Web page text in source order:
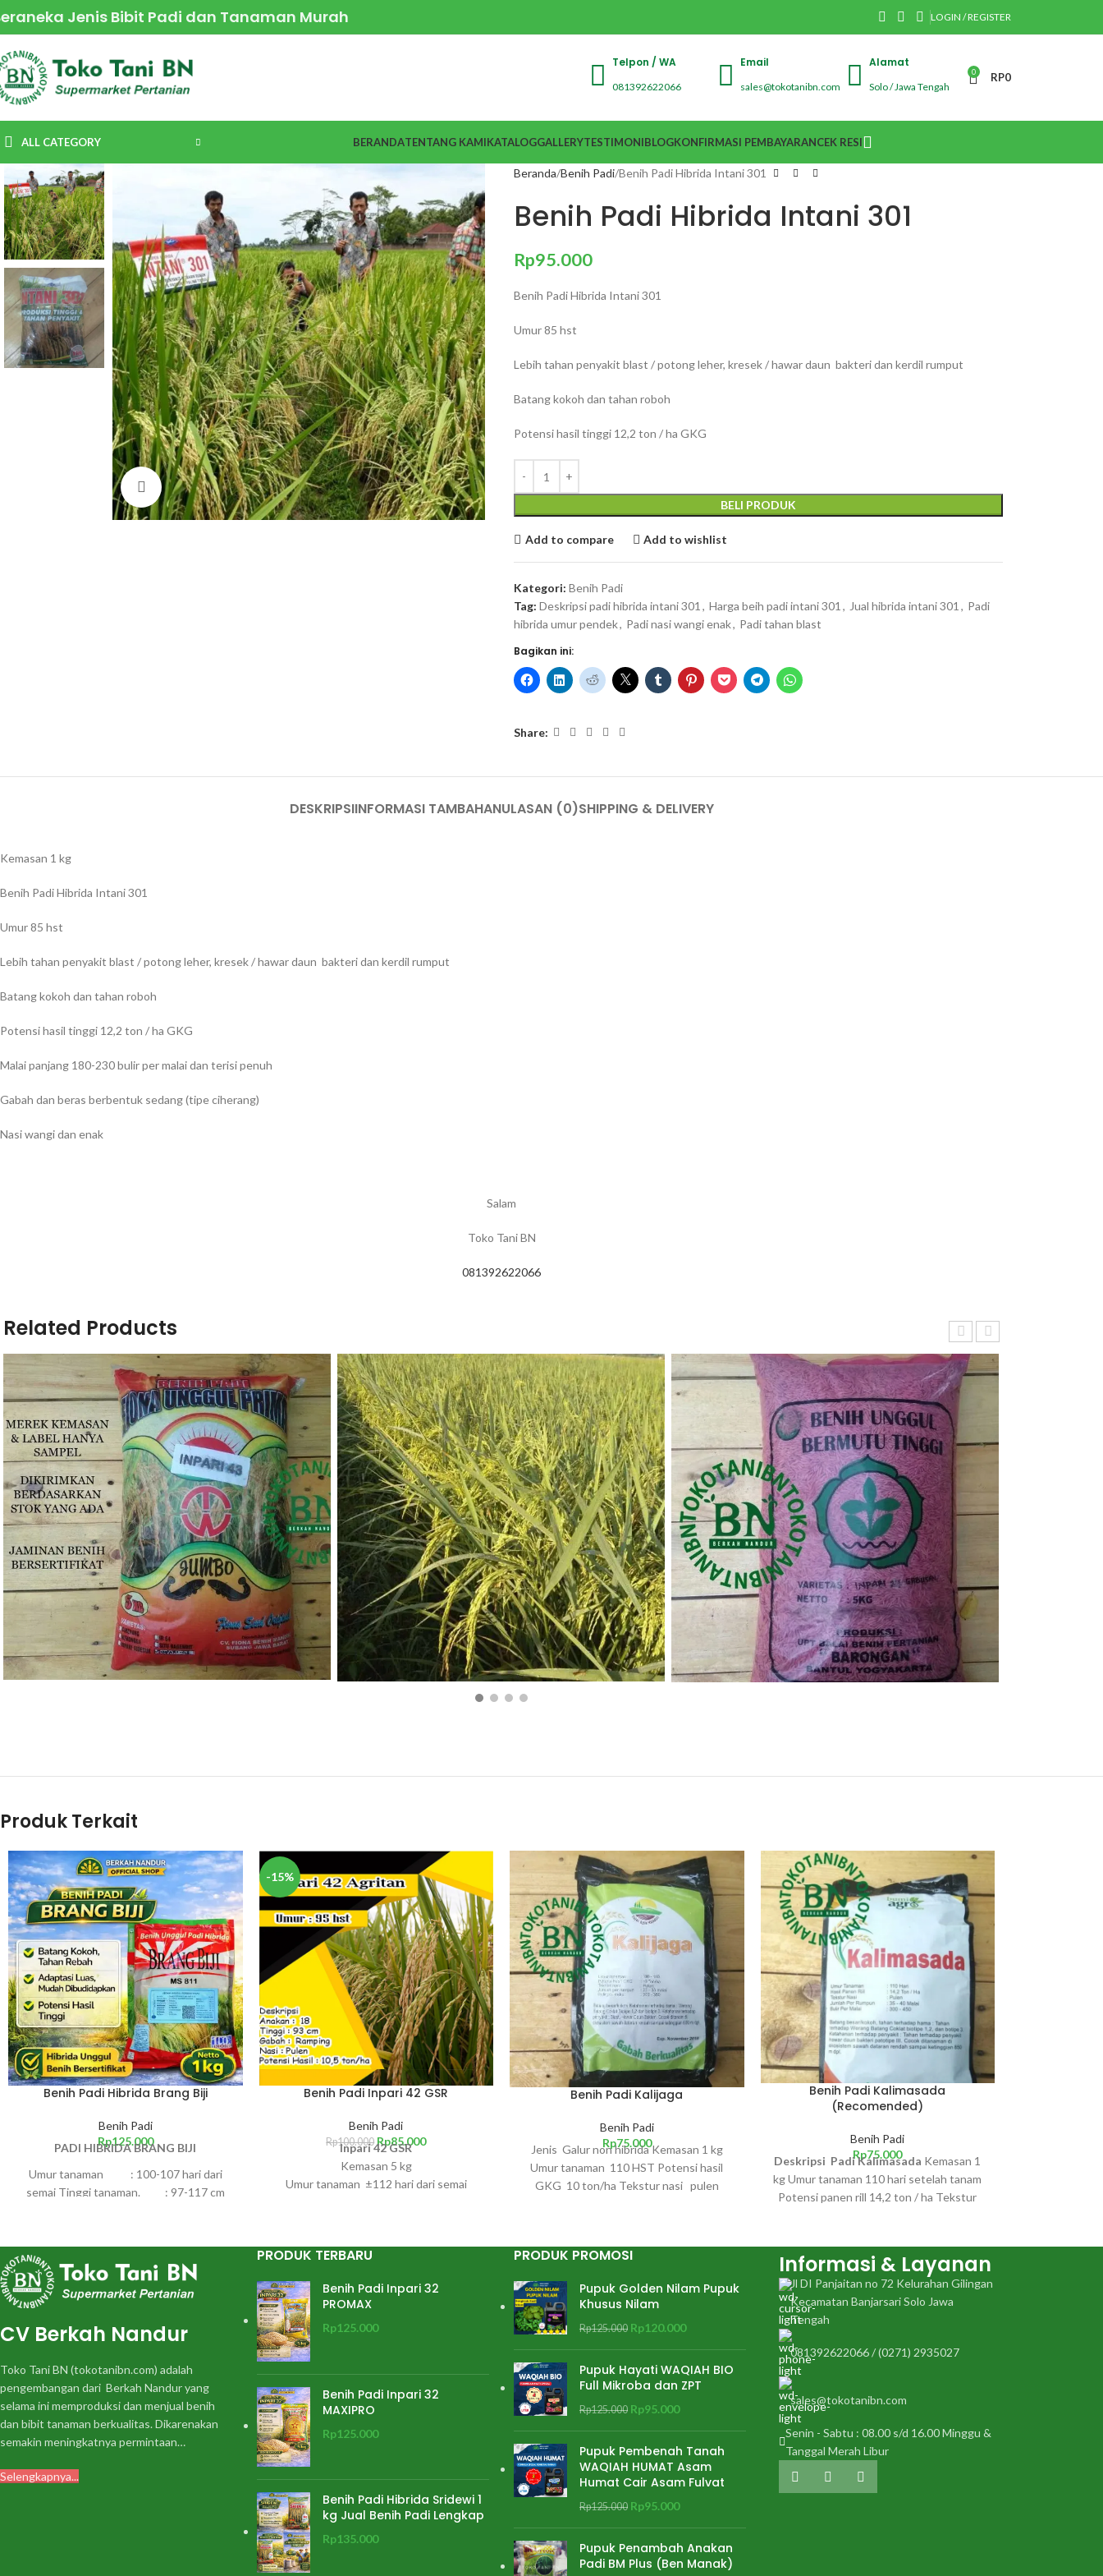
Jenis Bibit Padi dan Tanaman Murah LOGIN / REGISTER
Telpon / WA
081392622066
Email
sales@tokotanibn.com
Alamat
Solo / Jawa Tengah
0 RP0
ALL CATEGORY BERANDATENTANG KAMIKATALOGGALLERYTESTIMONIBLOGKONFIRMASI PEMBAYARANCEK RESI
Click to enlarge
Beranda Benih Padi Benih Padi Hibrida Intani 301
Benih Padi Hibrida Intani 301
Rp95.000
Benih Padi Hibrida Intani 301
Umur 85 hst
Lebih tahan penyakit blast / potong leher, kresek / hawar daun bakteri dan kerdil rumput
Batang kokoh dan tahan roboh
Potensi hasil tinggi 12,2 ton / ha GKG
BELI PRODUK
Add to compare Add to wishlist
Kategori: Benih Padi
Tag: Deskripsi padi hibrida intani 301 , Harga beih padi intani 301 , Jual hibrida intani 301 , Padi
hibrida umur pendek, Padi nasi wangi enak, Padi tahan blast
Bagikan ini:
Share:
DESKRIPSIINFORMASI TAMBAHANULASAN (0)SHIPPING & DELIVERY
Kemasan 1 kg
Benih Padi Hibrida Intani 301
Umur 85 hst
Lebih tahan penyakit blast / potong leher, kresek / hawar daun bakteri dan kerdil rumput
Batang kokoh dan tahan roboh
Potensi hasil tinggi 12,2 ton / ha GKG
Malai panjang 180-230 bulir per malai dan terisi penuh
Gabah dan beras berbentuk sedang (tipe ciherang)
Nasi wangi dan enak
Salam
Toko Tani BN
081392622066
Related Products
Produk Terkait
Benih Padi Hibrida Brang Biji
Benih Padi
Rp125.000
PADI HIBRIDA BRANG BIJI
Umur tanaman : 100-107 hari dari
semai Tinggi tanaman. : 97-117 cm
Potensi hasil. : 12,00 ton/ha gabah
kering giling
Rata-rata hasil : 9,5 ton/ha gabah
-15%
Benih Padi Inpari 42 GSR
Benih Padi
Rp100.000 Rp85.000
Inpari 42 GSR
Kemasan 5 kg
Umur tanaman ±112 hari dari semai
Tekstur nasi Pulen
Potensi hasil 10,58 ton/ha
Benih Padi Kalijaga
Benih Padi
Rp75.000
Jenis Galur non hibrida Kemasan 1 kg
Umur tanaman 110 HST Potensi hasil
GKG 10 ton/ha Tekstur nasi pulen
bibit saja per lubang)
Benih Padi Kalimasada
(Recomended)
Benih Padi
Rp75.000
Deskripsi Padi Kalimasada Kemasan 1
kg Umur tanaman 110 hari setelah tanam
Potensi panen rill 14,2 ton / ha Tekstur
terhadap wereng batang coklat biotipe 1,
2 dan 3 Tahan hawar daun tipe IIII
CV Berkah Nandur
Toko Tani BN (tokotanibn.com) adalah
pengembangan dari Berkah Nandur yang
selama ini memproduksi dan menjual benih
dan bibit tanaman berkualitas. Dikarenakan
semakin meningkatnya permintaan…
Selengkapnya...
PRODUK TERBARU
Benih Padi Inpari 32
PROMAX
Rp125.000
Benih Padi Inpari 32
MAXIPRO
Rp125.000
Benih Padi Hibrida Sridewi 1
kg Jual Benih Padi Lengkap
Rp135.000
PRODUK PROMOSI
Pupuk Golden Nilam Pupuk
Khusus Nilam
Rp125.000 Rp120.000
Pupuk Hayati WAQIAH BIO
Full Mikroba dan ZPT
Rp125.000 Rp95.000
Pupuk Pembenah Tanah
WAQIAH HUMAT Asam
Humat Cair Asam Fulvat
Rp125.000 Rp95.000
Pupuk Penambah Anakan
Padi BM Plus (Ben Manak)
Informasi & Layanan
Jl DI Panjaitan no 72 Kelurahan Gilingan
Kecamatan Banjarsari Solo Jawa
Tengah
081392622066 / (0271) 2935027
sales@tokotanibn.com
Senin - Sabtu : 08.00 s/d 16.00 Minggu &
Tanggal Merah Libur